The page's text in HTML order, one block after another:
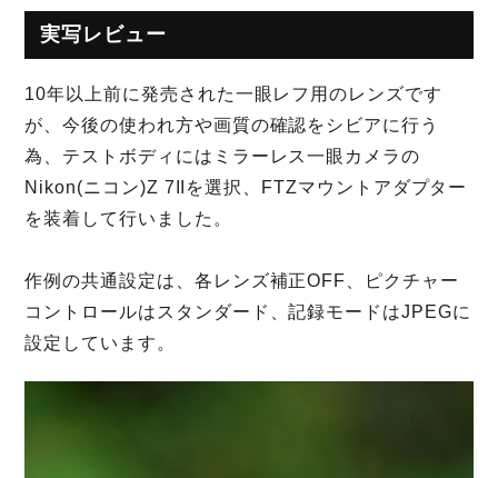
実写レビュー
10年以上前に発売された一眼レフ用のレンズです
が、今後の使われ方や画質の確認をシビアに行う
為、テストボディにはミラーレス一眼カメラの
Nikon(ニコン)Z 7IIを選択、FTZマウントアダプター
を装着して行いました。
作例の共通設定は、各レンズ補正OFF、ピクチャー
コントロールはスタンダード、記録モードはJPEGに
設定しています。